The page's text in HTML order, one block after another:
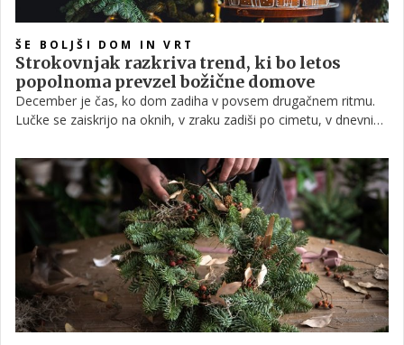
ŠE BOLJŠI DOM IN VRT
Strokovnjak razkriva trend, ki bo letos
popolnoma prevzel božične domove
December je čas, ko dom zadiha v povsem drugačnem ritmu.
Lučke se zaiskrijo na oknih, v zraku zadiši po cimetu, v dnevni
letošnje praznike okrasili kar se da čarobno, smo zbrali
strokovne nasvete in zamisli za dekoracijo, ki pooseblja
najlepšo plat decembrskih praznikov.